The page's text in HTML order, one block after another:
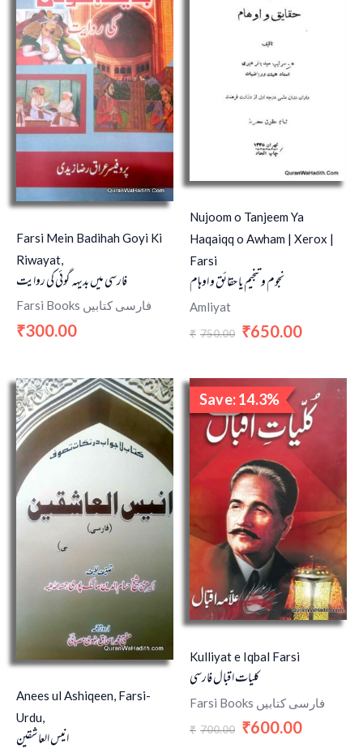
Farsi Mein Badihah Goyi Ki
Riwayat,
فارسی میں بدیہہ گوئی کی روایت
Farsi Books فارسی کتابیں
₹300.00
Nujoom o Tanjeem Ya
Haqaiqq o Awham | Xerox |
Farsi
نجوم و تنجیم یا حقائق و اوہام
Amliyat
₹ 750.00 ₹650.00
Anees ul Ashiqeen, Farsi-
Urdu,
انیس العاشقین
Save: 14.3%
Sale!
Kulliyat e Iqbal Farsi
کلیات اقبال فارسی
Farsi Books فارسی کتابیں
₹ 700.00
Original
price
was:
₹700.00.
₹600.00
Current
price
is:
₹600.00.